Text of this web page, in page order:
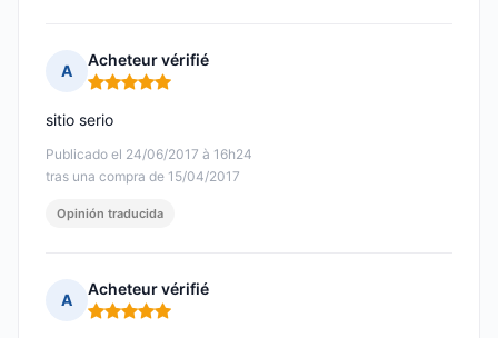
A
Acheteur vérifié
Nota: 5 de 5
Publicado el 24/06/2017 à 16h24
tras una compra de 15/04/2017
sitio serio
Opinión traducida
A
Acheteur vérifié
Nota: 5 de 5